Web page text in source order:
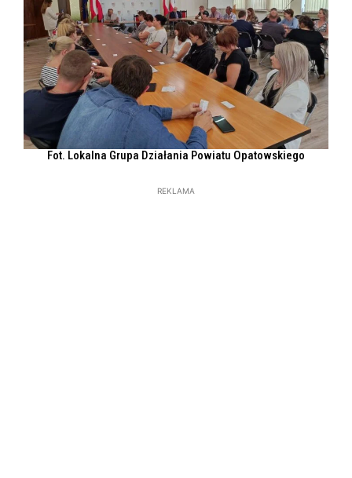
Fot. Lokalna Grupa Działania Powiatu Opatowskiego
REKLAMA